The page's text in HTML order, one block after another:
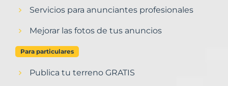
Servicios para anunciantes profesionales
Mejorar las fotos de tus anuncios
Para particulares
Publica tu terreno GRATIS